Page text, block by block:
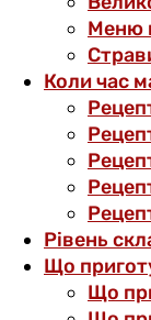
Меню
Коли час
Рівень
Що
Що